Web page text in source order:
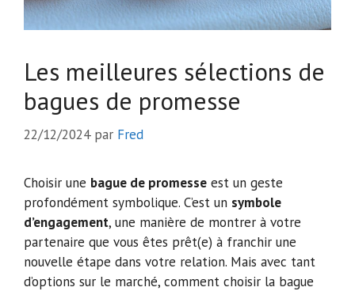
Les meilleures sélections de
bagues de promesse
22/12/2024 par Fred
Choisir une bague de promesse est un geste
profondément symbolique. C’est un symbole
d’engagement, une manière de montrer à votre
partenaire que vous êtes prêt(e) à franchir une
nouvelle étape dans votre relation. Mais avec tant
d’options sur le marché, comment choisir la bague